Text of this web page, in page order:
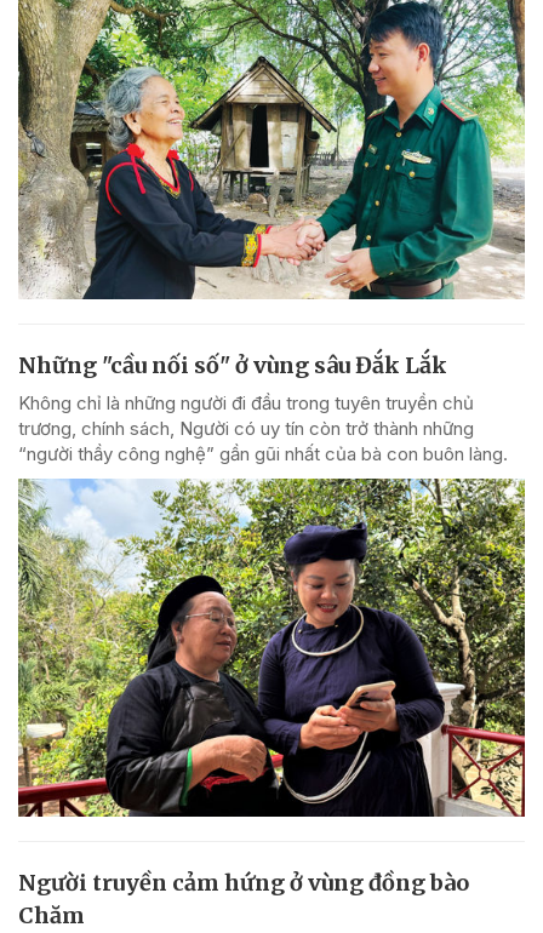
Những "cầu nối số" ở vùng sâu Đắk Lắk
Không chỉ là những người đi đầu trong tuyên truyền chủ
trương, chính sách, Người có uy tín còn trở thành những
“người thầy công nghệ” gần gũi nhất của bà con buôn làng.
Người truyền cảm hứng ở vùng đồng bào
Chăm